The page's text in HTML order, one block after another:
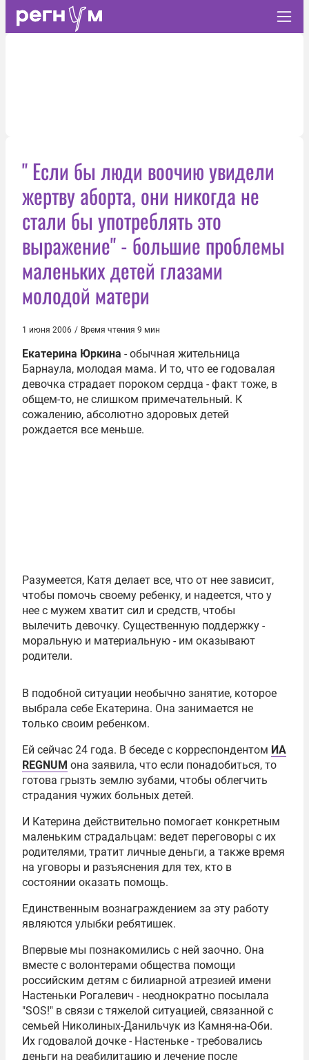
" Если бы люди воочию увидели
жертву аборта, они никогда не
стали бы употреблять это
выражение" - большие проблемы
маленьких детей глазами
молодой матери
1 июня 2006 / Время чтения 9 мин
Екатерина Юркина - обычная жительница
Барнаула, молодая мама. И то, что ее годовалая
девочка страдает пороком сердца - факт тоже, в
общем-то, не слишком примечательный. К
сожалению, абсолютно здоровых детей
рождается все меньше.
Разумеется, Катя делает все, что от нее зависит,
чтобы помочь своему ребенку, и надеется, что у
нее с мужем хватит сил и средств, чтобы
вылечить девочку. Существенную поддержку -
моральную и материальную - им оказывают
родители.
В подобной ситуации необычно занятие, которое
выбрала себе Екатерина. Она занимается не
только своим ребенком.
Ей сейчас 24 года. В беседе с корреспондентом ИА
REGNUM она заявила, что если понадобиться, то
готова грызть землю зубами, чтобы облегчить
страдания чужих больных детей.
И Катерина действительно помогает конкретным
маленьким страдальцам: ведет переговоры с их
родителями, тратит личные деньги, а также время
на уговоры и разъяснения для тех, кто в
состоянии оказать помощь.
Единственным вознаграждением за эту работу
являются улыбки ребятишек.
Впервые мы познакомились с ней заочно. Она
вместе с волонтерами общества помощи
российским детям с билиарной атрезией имени
Настеньки Рогалевич - неоднократно посылала
"SOS!" в связи с тяжелой ситуацией, связанной с
семьей Николиных-Данильчук из Камня-на-Оби.
Их годовалой дочке - Настеньке - требовались
деньги на реабилитацию и лечение после